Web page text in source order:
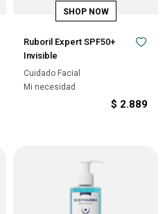
Ruboril Expert SPF50+
Invisible
Cuidado Facial
Mi necesidad
$ 2.889